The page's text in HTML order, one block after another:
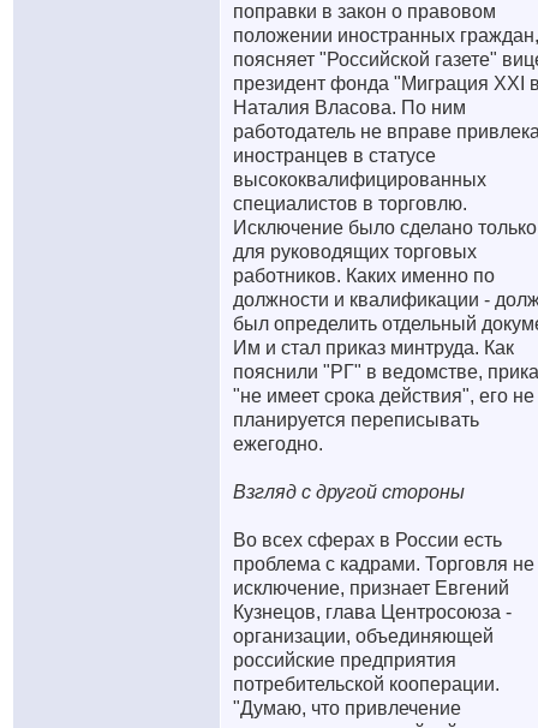
поправки в закон о правовом
положении иностранных граждан,
поясняет "Российской газете"
президент фонда "Миграция XXI
Наталия Власова. По ним
работодатель не вправе
иностранцев в статусе
высококвалифицированных
специалистов в торговлю.
Исключение было сделано только
для руководящих торговых
работников. Каких именно по
должности и квалификации -
был определить отдельный
Им и стал приказ минтруда. Как
пояснили "РГ" в ведомстве,
"не имеет срока действия", его не
планируется переписывать
ежегодно.
Взгляд с другой стороны
Во всех сферах в России есть
проблема с кадрами. Торговля не
исключение, признает Евгений
Кузнецов, глава Центросоюза -
организации, объединяющей
российские предприятия
потребительской кооперации.
"Думаю, что привлечение